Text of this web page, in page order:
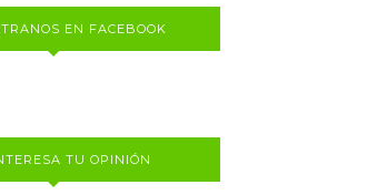
EN FACEBOOK
TU OPINIÓN